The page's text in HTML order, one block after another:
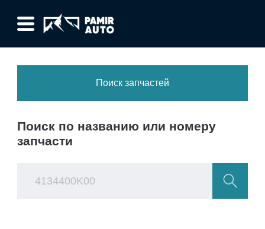
Поиск запчастей
Поиск по названию или номеру
запчасти